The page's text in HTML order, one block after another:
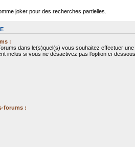
joker pour des recherches partielles.
:
dans le(s)quel(s) vous souhaitez effectuer
inclus si vous ne désactivez pas l’option ci-
forums :